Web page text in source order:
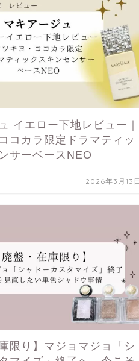
イエロー下地レビュー｜
コカラ限定ドラマティッ
サーベースNEO
2026年3月13
限り】マジョマジョ「シ